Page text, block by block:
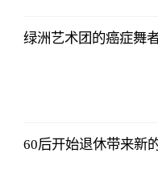
绿洲艺术团的癌症舞
60后开始退休带来新